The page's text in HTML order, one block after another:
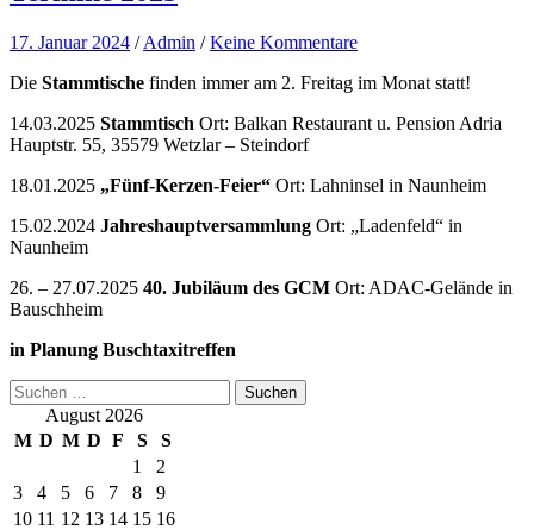
17. Januar 2024 /Admin /Keine Kommentare
Die Stammtische finden immer am 2. Freitag im Monat statt!
14.03.2025 Stammtisch Ort: Balkan Restaurant u. Pension Adria
Hauptstr. 55, 35579 Wetzlar – Steindorf
18.01.2025 „Fünf-Kerzen-Feier“ Ort: Lahninsel in Naunheim
15.02.2024 Jahreshauptversammlung Ort: „Ladenfeld“ in
Naunheim
26. – 27.07.2025 40. Jubiläum des GCM Ort: ADAC-Gelände in
Bauschheim
in Planung Buschtaxitreffen
Suchen
nach:August 2026
M D M D F S
S
1
2
3
4 5 6 7 8
9
10 11 12 13 14 15 16